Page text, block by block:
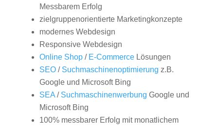
Messbarem Erfolg
zielgruppenorientierte Marketingkonzepte
modernes Webdesign
Responsive Webdesign
Online Shop/ E-CommerceLösungen
SEO/ Suchmaschinenoptimierung z.B.
Google und Microsoft Bing
SEA/ Suchmaschinenwerbung Google und
Microsoft Bing
100% messbarer Erfolg mit monatlichem